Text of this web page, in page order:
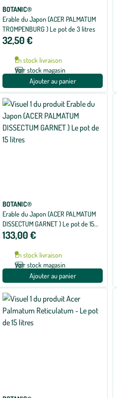
BOTANIC®
Erable du Japon (ACER PALMATUM
TROMPENBURG ) Le pot de 3 litres
32,50 €
En stock livraison
Voir stock magasin
Ajouter au panier
BOTANIC®
Erable du Japon (ACER PALMATUM
DISSECTUM GARNET ) Le pot de 15
litres
133,00 €
En stock livraison
Voir stock magasin
Ajouter au panier